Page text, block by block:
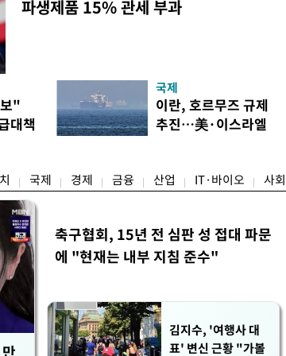
파생제품 15% 관세 부과
"
대책
국제
이란, 호르무즈 규제
추진…美·이스라엘
국제 경제 금융 산업 IT·바이오 사회
축구협회, 15년 전 심판 성 접대 파문
에 "현재는 내부 지침 준수"
김지수, '여행사 대
표' 변신 근황 "가볼